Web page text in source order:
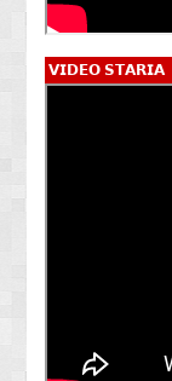
𝗩𝗜𝗗𝗘𝗢 𝗦𝗧𝗔𝗥𝗜𝗔